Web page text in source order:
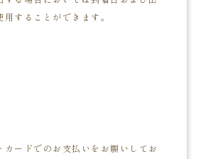
することができます。
カードでのお支払いをお願いしてお